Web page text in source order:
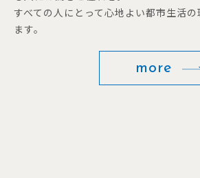
すべての人にとって心地よい都市生活
ます。
more